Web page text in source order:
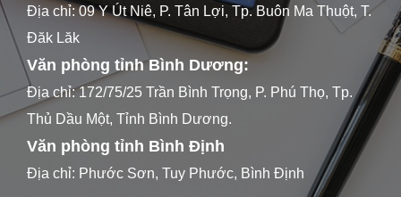
Địa chỉ: 09 Y Út Niê, P. Tân Lợi, Tp. Buôn Ma Thuột, T.
Đăk Lăk
Văn phòng tỉnh Bình Dương:
Địa chỉ: 172/75/25 Trần Bình Trọng, P. Phú Thọ, Tp.
Thủ Dầu Một, Tỉnh Bình Dương.
Văn phòng tỉnh Bình Định
Địa chỉ: Phước Sơn, Tuy Phước, Bình Định